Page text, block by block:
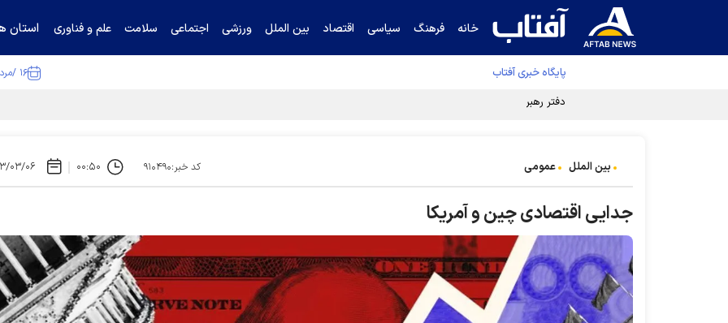
خانه فرهنگ سیاسی اقتصاد بین الملل ورزشی اجتماعی سلامت علم و فناوری استان
پایگاه خبری آفتاب ۱۶ /مرداد /۱۴۰۵
دفتر رهبر انقلاب ادعای خرازی درباره پزشکیان را تکذیب کرد
بین الملل عمومی کد خبر:۹۱۰۴۹۰ ۰۰:۵۰ ۱۴۰۳/
جدایی اقتصادی چین و آمریکا